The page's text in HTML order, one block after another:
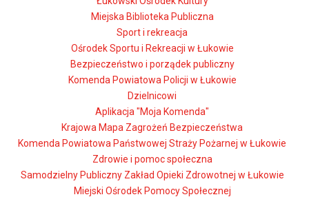
Miejska Biblioteka Publiczna
Sport i rekreacja
Ośrodek Sportu i Rekreacji w Łukowie
Bezpieczeństwo i porządek publiczny
Komenda Powiatowa Policji w Łukowie
Dzielnicowi
Aplikacja "Moja Komenda"
Krajowa Mapa Zagrożeń Bezpieczeństwa
Komenda Powiatowa Państwowej Straży Pożarnej w Łukowie
Zdrowie i pomoc społeczna
Samodzielny Publiczny Zakład Opieki Zdrowotnej w Łukowie
Miejski Ośrodek Pomocy Społecznej